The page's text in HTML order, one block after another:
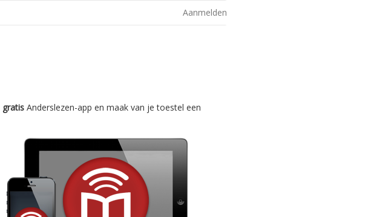
Aanmelden
gratis Anderslezen-app en maak van je toestel een